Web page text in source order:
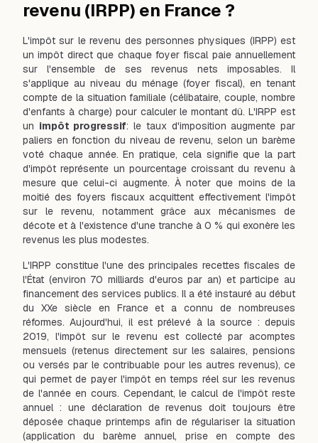
revenu (IRPP) en France ?
L'impôt sur le revenu des personnes physiques (IRPP) est
un impôt direct que chaque foyer fiscal paie annuellement
sur l'ensemble de ses revenus nets imposables. Il
s'applique au niveau du ménage (foyer fiscal), en tenant
compte de la situation familiale (célibataire, couple, nombre
d'enfants à charge) pour calculer le montant dû. L'IRPP est
un impôt progressif: le taux d'imposition augmente par
paliers en fonction du niveau de revenu, selon un barème
voté chaque année. En pratique, cela signifie que la part
d'impôt représente un pourcentage croissant du revenu à
mesure que celui-ci augmente. À noter que moins de la
moitié des foyers fiscaux acquittent effectivement l'impôt
sur le revenu, notamment grâce aux mécanismes de
décote et à l'existence d'une tranche à 0 % qui exonère les
revenus les plus modestes.
L'IRPP constitue l'une des principales recettes fiscales de
l'État (environ 70 milliards d'euros par an) et participe au
financement des services publics. Il a été instauré au début
du XXe siècle en France et a connu de nombreuses
réformes. Aujourd'hui, il est prélevé à la source : depuis
2019, l'impôt sur le revenu est collecté par acomptes
mensuels (retenus directement sur les salaires, pensions
ou versés par le contribuable pour les autres revenus), ce
qui permet de payer l'impôt en temps réel sur les revenus
de l'année en cours. Cependant, le calcul de l'impôt reste
annuel : une déclaration de revenus doit toujours être
déposée chaque printemps afin de régulariser la situation
(application du barème annuel, prise en compte des